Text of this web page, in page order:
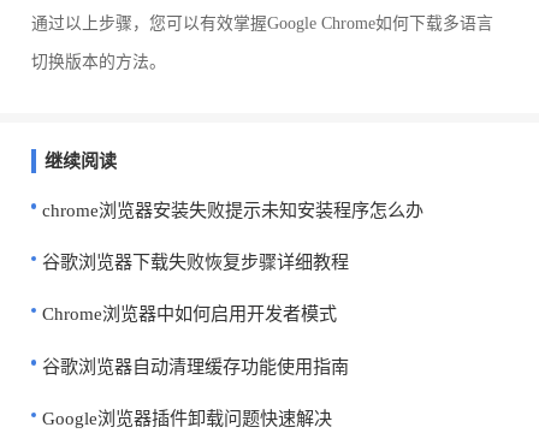
通过以上步骤，您可以有效掌握Google Chrome如何下载多语言
切换版本的方法。
继续阅读
chrome浏览器安装失败提示未知安装程序怎么办
谷歌浏览器下载失败恢复步骤详细教程
Chrome浏览器中如何启用开发者模式
谷歌浏览器自动清理缓存功能使用指南
Google浏览器插件卸载问题快速解决